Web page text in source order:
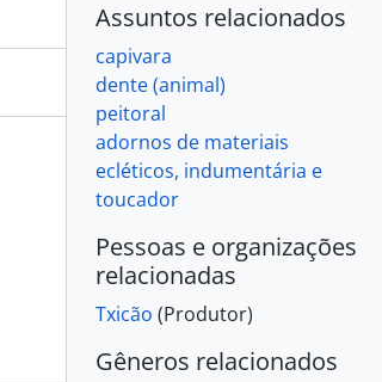
Assuntos relacionados
capivara
dente (animal)
peitoral
adornos de materiais
ecléticos, indumentária e
toucador
Pessoas e organizações
relacionadas
Txicão (Produtor)
Gêneros relacionados